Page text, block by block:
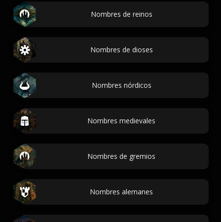
Nombres de reinos
Nombres de dioses
Nombres nórdicos
Nombres medievales
Nombres de gremios
Nombres alemanes